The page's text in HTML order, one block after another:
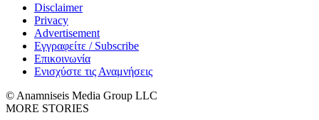
Disclaimer
Privacy
Advertisement
Εγγραφείτε / Subscribe
Επικοινωνία
Ενισχύστε τις Αναμνήσεις
© Anamniseis Media Group LLC
MORE STORIES